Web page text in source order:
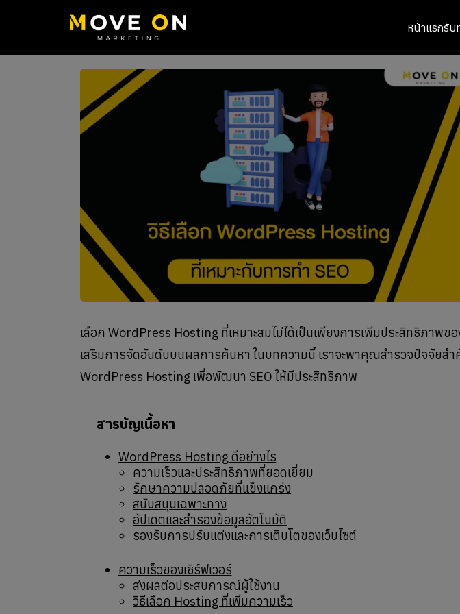
หน้าแรกรับ
เลือก WordPress Hosting ที่เหมาะสมไม่ได้เป็นเพียงการเพิ่มประสิทธิภาพ
เสริมการจัดอันดับบนผลการค้นหา ในบทความนี้ เราจะพาคุณสำรวจปัจจัยส
WordPress Hosting เพื่อพัฒนา SEO ให้มีประสิทธิภาพ
สารบัญเนื้อหา
WordPress Hosting ดีอย่างไร
ความเร็วและประสิทธิภาพที่ยอดเยี่ยม
รักษาความปลอดภัยที่แข็งแกร่ง
สนับสนุนเฉพาะทาง
อัปเดตและสำรองข้อมูลอัตโนมัติ
รองรับการปรับแต่งและการเติบโตของเว็บไซต์
ความเร็วของเซิร์ฟเวอร์
ส่งผลต่อประสบการณ์ผู้ใช้งาน
วิธีเลือก Hosting ที่เพิ่มความเร็ว